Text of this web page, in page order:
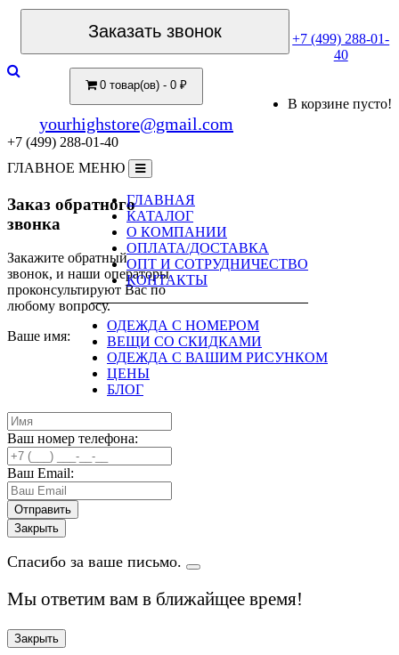
Заказать звонок
+7 (499) 288-01-
40
0 товар(ов) - 0 ₽
В корзине пусто!
yourhighstore@gmail.com
+7 (499) 288-01-40
ГЛАВНОЕ МЕНЮ
ГЛАВНАЯ
КАТАЛОГ
О КОМПАНИИ
ОПЛАТА/ДОСТАВКА
ОПТ И СОТРУДНИЧЕСТВО
КОНТАКТЫ
ОДЕЖДА С НОМЕРОМ
ВЕЩИ СО СКИДКАМИ
ОДЕЖДА С ВАШИМ РИСУНКОМ
ЦЕНЫ
БЛОГ
Заказ обратного
звонка
Закажите обратный
звонок, и наши операторы
проконсультируют Вас по
любому вопросу.
Ваше имя:
Ваш номер телефона:
Ваш Email:
Закрыть
Спасибо за ваше письмо.
Мы ответим вам в ближайщее время!
Закрыть